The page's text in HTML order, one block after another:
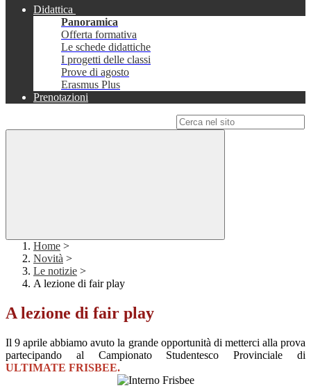
Didattica
Panoramica
Offerta formativa
Le schede didattiche
I progetti delle classi
Prove di agosto
Erasmus Plus
Prenotazioni
Home >
Novità >
Le notizie >
A lezione di fair play
A lezione di fair play
Il 9 aprile abbiamo avuto la grande opportunità di metterci alla prova
partecipando al Campionato Studentesco Provinciale di
ULTIMATE FRISBEE.